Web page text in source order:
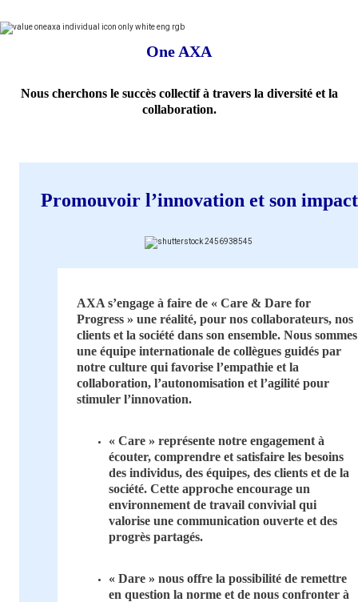
One AXA
Nous cherchons le succès collectif à travers la diversité et la
collaboration.
Promouvoir l’innovation et son impact
AXA s’engage à faire de « Care & Dare for
Progress » une réalité, pour nos collaborateurs, nos
clients et la société dans son ensemble. Nous sommes
une équipe internationale de collègues guidés par
notre culture qui favorise l’empathie et la
collaboration, l’autonomisation et l’agilité pour
stimuler l’innovation.
« Care » représente notre engagement à
écouter, comprendre et satisfaire les besoins
des individus, des équipes, des clients et de la
société. Cette approche encourage un
environnement de travail convivial qui
valorise une communication ouverte et des
progrès partagés.
« Dare » nous offre la possibilité de remettre
en question la norme et de nous confronter à